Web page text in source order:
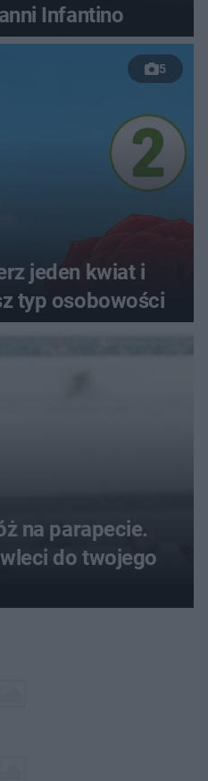
Infantino
5
jeden kwiat i
typ osobowości
na parapecie.
do twojego